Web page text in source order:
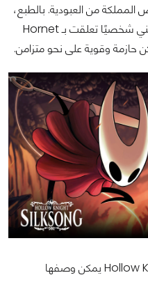
من العبودية. بالطبع،
هذه النقطة كانت إضافة قوية جدًا لأنني شخصيًا تعلقت بـ Hornet
حازمة وقوية على نحو متزامن.
عمومًا، القصة في Hollow Knight Silksong يمكن وصفها